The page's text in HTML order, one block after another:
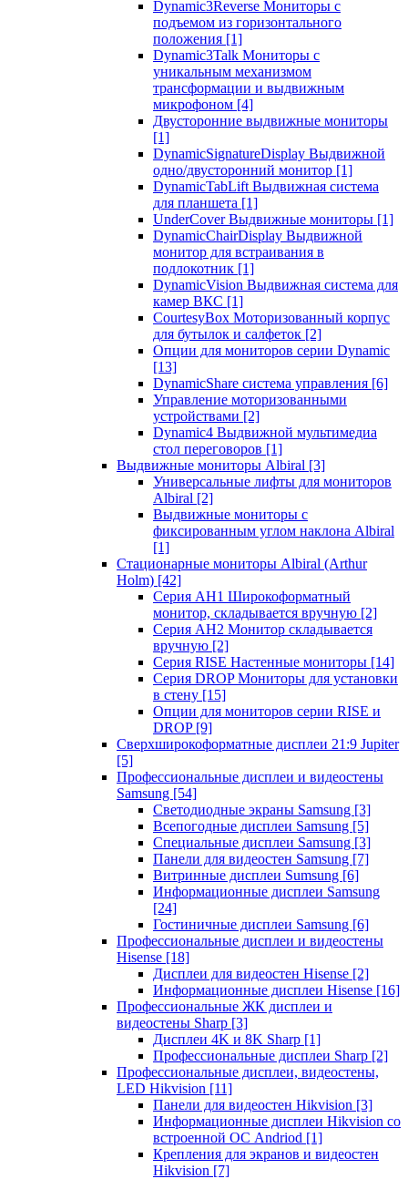
Dynamic3Reverse Мониторы с
подъемом из горизонтального
положения [1]
Dynamic3Talk Мониторы с
уникальным механизмом
трансформации и выдвижным
микрофоном [4]
Двусторонние выдвижные мониторы
[1]
DynamicSignatureDisplay Выдвижной
одно/двусторонний монитор [1]
DynamicTabLift Выдвижная система
для планшета [1]
UnderCover Выдвижные мониторы [1]
DynamicChairDisplay Выдвижной
монитор для встраивания в
подлокотник [1]
DynamicVision Выдвижная система для
камер ВКС [1]
CourtesyBox Моторизованный корпус
для бутылок и салфеток [2]
Опции для мониторов серии Dynamic
[13]
DynamicShare система управления [6]
Управление моторизованными
устройствами [2]
Dynamic4 Выдвижной мультимедиа
стол переговоров [1]
Выдвижные мониторы Albiral [3]
Универсальные лифты для мониторов
Albiral [2]
Выдвижные мониторы с
фиксированным углом наклона Albiral
[1]
Стационарные мониторы Albiral (Arthur
Holm) [42]
Серия AH1 Широкоформатный
монитор, складывается вручную [2]
Серия AH2 Монитор складывается
вручную [2]
Серия RISE Настенные мониторы [14]
Серия DROP Мониторы для установки
в стену [15]
Опции для мониторов серии RISE и
DROP [9]
Сверхширокоформатные дисплеи 21:9 Jupiter
[5]
Профессиональные дисплеи и видеостены
Samsung [54]
Светодиодные экраны Samsung [3]
Всепогодные дисплеи Samsung [5]
Специальные дисплеи Samsung [3]
Панели для видеостен Samsung [7]
Витринные дисплеи Sumsung [6]
Информационные дисплеи Samsung
[24]
Гостиничные дисплеи Samsung [6]
Профессиональные дисплеи и видеостены
Hisense [18]
Дисплеи для видеостен Hisense [2]
Информационные дисплеи Hisense [16]
Профессиональные ЖК дисплеи и
видеостены Sharp [3]
Дисплеи 4K и 8K Sharp [1]
Профессиональные дисплеи Sharp [2]
Профессиональные дисплеи, видеостены,
LED Hikvision [11]
Панели для видеостен Hikvision [3]
Информационные дисплеи Hikvision со
встроенной ОС Andriod [1]
Крепления для экранов и видеостен
Hikvision [7]